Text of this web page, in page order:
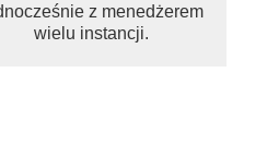
z menedżerem
wielu instancji.